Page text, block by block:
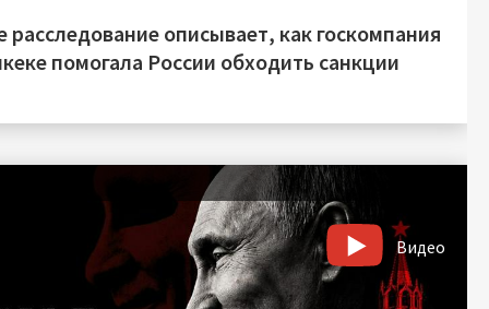
расследование описывает, как госкомпания
помогала России обходить санкции
Видео